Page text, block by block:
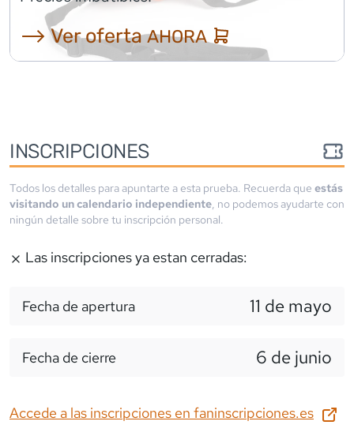
⟶ Ver ofertaAHORA
INSCRIPCIONES
Todos los detalles para apuntarte a esta prueba. Recuerda que estás
visitando un calendario independiente, no podemos ayudarte con
ningún detalle sobre tu inscripción personal.
Las inscripciones ya estan cerradas:
Fecha de apertura 11 de mayo
Fecha de cierre 6 de junio
Accede a las inscripciones en faninscripciones.es